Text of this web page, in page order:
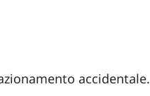
accidentale.